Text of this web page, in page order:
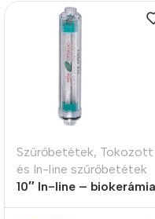
Szűrőbetétek, Tokozott
és In-line szűrőbetétek
10″ In-line – biokerámia